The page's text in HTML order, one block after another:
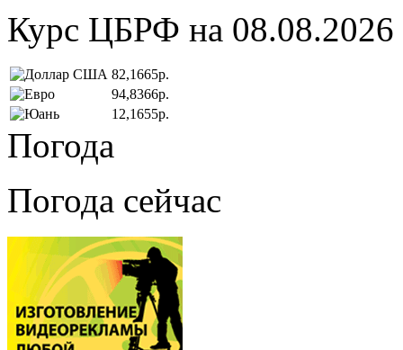
Курс ЦБРФ на 08.08.2026
82,1665р.
94,8366р.
12,1655р.
Погода
Погода сейчас